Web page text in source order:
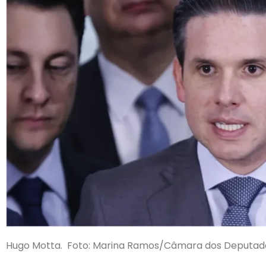
Hugo Motta. Foto: Marina Ramos/Câmara dos